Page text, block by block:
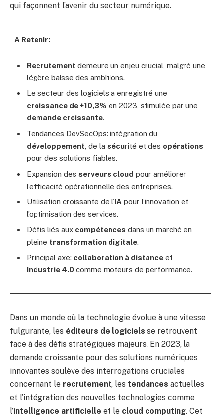
qui façonnent l’avenir du secteur numérique.
A Retenir:
Recrutement demeure un enjeu crucial, malgré une
légère baisse des ambitions.
Le secteur des logiciels a enregistré une
croissance de +10,3% en 2023, stimulée par une
demande croissante.
Tendances DevSecOps: intégration du
développement , de la sécurité et des opérations
pour des solutions fiables.
Expansion des serveurs cloud pour améliorer
l’efficacité opérationnelle des entreprises.
Utilisation croissante de l’IA pour l’innovation et
l’optimisation des services.
Défis liés aux compétences dans un marché en
pleine transformation digitale.
Principal axe: collaboration à distanceet
Industrie 4.0comme moteurs de performance.
Dans un monde où la technologie évolue à une vitesse
fulgurante, les éditeurs de logiciels se retrouvent
face à des défis stratégiques majeurs. En 2023, la
demande croissante pour des solutions numériques
innovantes soulève des interrogations cruciales
concernant le recrutement, les tendances actuelles
et l’intégration des nouvelles technologies comme
l’intelligence artificielle et le cloud computing. Cet